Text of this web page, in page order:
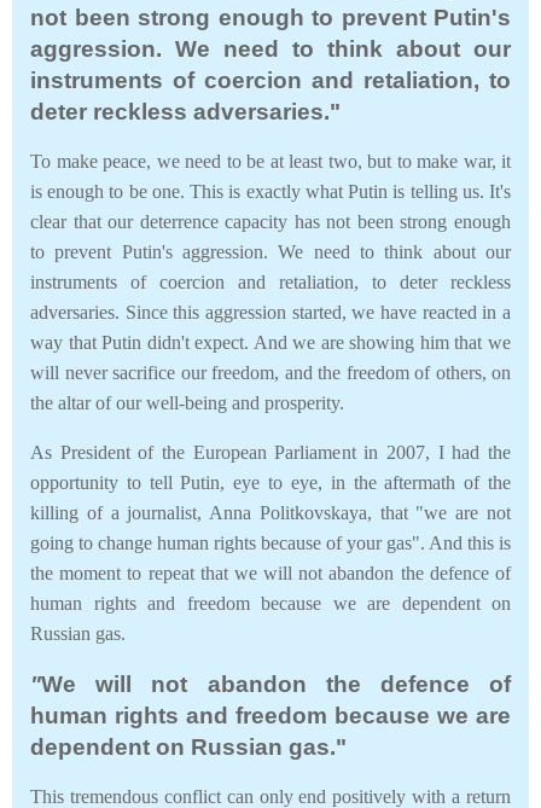
not been strong enough to prevent Putin's
aggression. We need to think about our
instruments of coercion and retaliation, to
deter reckless adversaries."
To make peace, we need to be at least two, but to make war, it
is enough to be one. This is exactly what Putin is telling us. It's
clear that our deterrence capacity has not been strong enough
to prevent Putin's aggression. We need to think about our
instruments of coercion and retaliation, to deter reckless
adversaries. Since this aggression started, we have reacted in a
way that Putin didn't expect. And we are showing him that we
will never sacrifice our freedom, and the freedom of others, on
the altar of our well-being and prosperity.
As President of the European Parliament in 2007, I had the
opportunity to tell Putin, eye to eye, in the aftermath of the
killing of a journalist, Anna Politkovskaya, that "we are not
going to change human rights because of your gas". And this is
the moment to repeat that we will not abandon the defence of
human rights and freedom because we are dependent on
Russian gas.
"We will not abandon the defence of
human rights and freedom because we are
dependent on Russian gas."
This tremendous conflict can only end positively with a return